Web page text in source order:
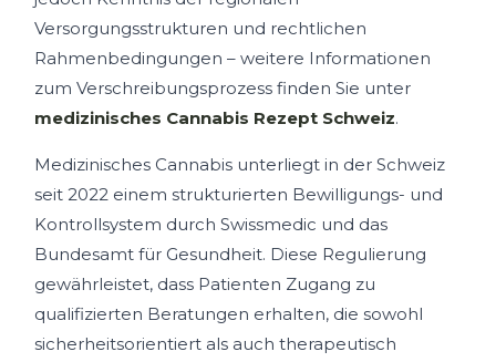
Versorgungsstrukturen und rechtlichen
Rahmenbedingungen – weitere Informationen
zum Verschreibungsprozess finden Sie unter
medizinisches Cannabis Rezept Schweiz.
Medizinisches Cannabis unterliegt in der Schweiz
seit 2022 einem strukturierten Bewilligungs- und
Kontrollsystem durch Swissmedic und das
Bundesamt für Gesundheit. Diese Regulierung
gewährleistet, dass Patienten Zugang zu
qualifizierten Beratungen erhalten, die sowohl
sicherheitsorientiert als auch therapeutisch